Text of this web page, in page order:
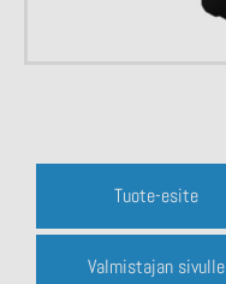
Tuote-esite
Valmistajan sivulle